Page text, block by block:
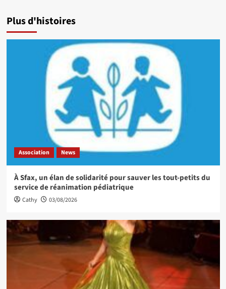
Plus d'histoires
Association News
À Sfax, un élan de solidarité pour sauver les tout-petits du
service de réanimation pédiatrique
Cathy 03/08/2026